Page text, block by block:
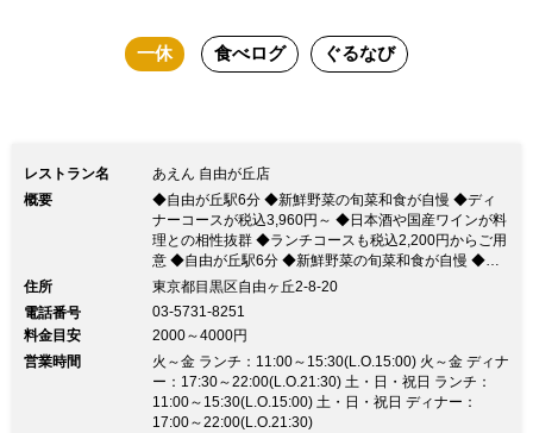
「良い野菜は良い土から生まれる」とい
食べ応えのあるメニューの数々をお楽し
みください。 店内は木のぬくもりを感
じる、落ち着いた雰囲気のインテリア。
ゆったりと寛ぐランチにぜひご利用くだ
さい。
一休 食べログ ぐるなび
レストラン名
あえん 自由が丘店
概要
◆自由が丘駅6分 ◆新鮮野菜の旬菜和食が自慢 ◆ディ
ナーコースが税込3,960円～ ◆日本酒や国産ワインが料
理との相性抜群 ◆ランチコースも税込2,200円からご用
意 ◆自由が丘駅6分 ◆新鮮野菜の旬菜和食が自慢 ◆デ
ィナーコースが税込3,960円～ ◆日本酒や国産ワインが
用意■通常営業再開のお知らせ■ コロナウィルス感染予
防対策を実施しながら下記時間にて営業しております。
11:00-22:00 (LO:21:30) 全国の協力農家から仕入れた新
鮮な野菜と桜山豚、わっぱ飯など素材を活かす創作和食
四季を感じる旬菜料理をお楽しみください。 ◆四季を
感じる旬菜料理の数々、季節限定コースをご用意 ラン
住所
東京都目黒区自由ヶ丘2-8-20
電話番号
03-5731-8251
料金目安
2000～4000円
営業時間
火～金 ランチ：11:00～15:30(L.O.15:00) 火～金 ディナ
ー：17:30～22:00(L.O.21:30) 土・日・祝日 ランチ：
11:00～15:30(L.O.15:00) 土・日・祝日 ディナー：
17:00～22:00(L.O.21:30)